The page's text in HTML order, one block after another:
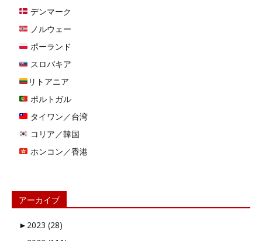
デンマーク
ノルウェー
ポーランド
スロバキア
リトアニア
ポルトガル
タイワン／台湾
コリア／韓国
ホンコン／香港
アーカイブ
► 2023 (28)